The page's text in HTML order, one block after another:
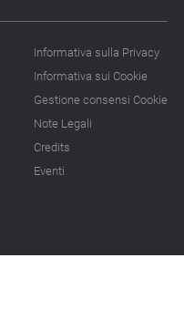
Informativa sulla Privacy
Informativa sui Cookie
Gestione consensi Cookie
Note Legali
Credits
Eventi